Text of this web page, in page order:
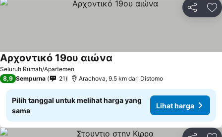
Bagikan
Seluruh Rumah/Apartemen
Αρχοντικό 19ου αιώνα
8,9 Sempurna 21 Arachova, 9.5 km dari Distomo
Pilih tanggal untuk melihat harga yang
sama
Lihat harga